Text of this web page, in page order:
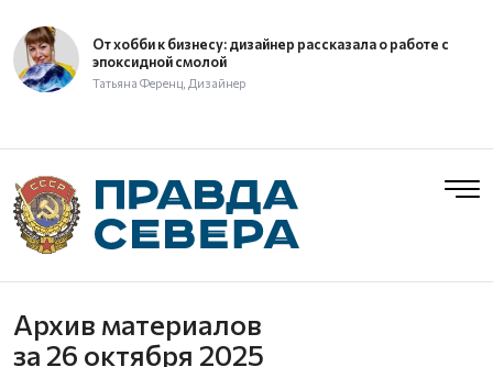
От хобби к бизнесу: дизайнер рассказала о работе с
эпоксидной смолой
Татьяна Ференц, Дизайнер
Архив материалов
за 26 октября 2025